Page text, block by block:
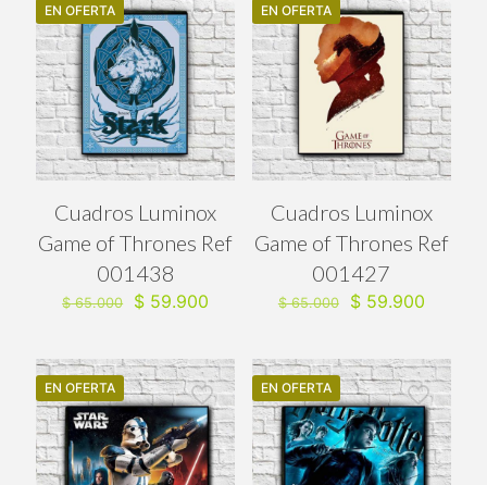
EN OFERTA
Cuadros Luminox
Game of Thrones Ref
001438
$65.000
El
era:
$ 65.000.
$ 59.900
es:
$ 59.900.
EN OFERTA
Cuadros Luminox
Game of Thrones Ref
001427
$65.000
El
era:
$ 65.000.
$59.900El
es:
$
EN OFERTA EN OFERTA